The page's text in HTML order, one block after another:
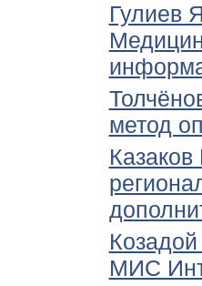
Гулиев
метод
МИС